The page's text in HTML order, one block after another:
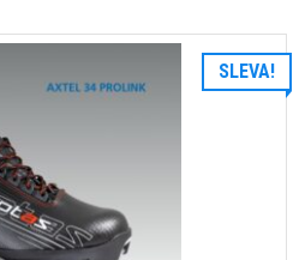
SLEVA!